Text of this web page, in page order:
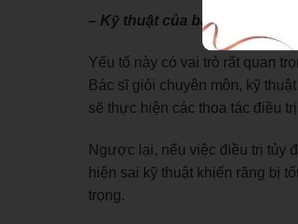
– Kỹ thuật của bác sĩ
Yếu tố này có vai trò rất quan
Bác sĩ giỏi chuyên môn, kỹ
sẽ thực hiện các thoa tác điều
Ngược lại, nếu việc điều trị tủy
hiện sai kỹ thuật khiến răng bị
trọng.